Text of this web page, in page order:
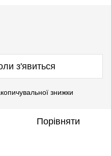
з'явиться
знижки
Порівняти